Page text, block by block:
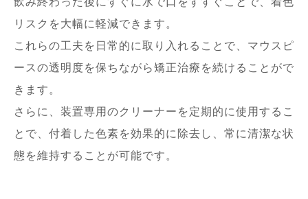
リスクを大幅に軽減できます。
これらの工夫を日常的に取り入れることで、マウスピ
ースの透明度を保ちながら矯正治療を続けることがで
きます。
さらに、装置専用のクリーナーを定期的に使用するこ
とで、付着した色素を効果的に除去し、常に清潔な状
態を維持することが可能です。